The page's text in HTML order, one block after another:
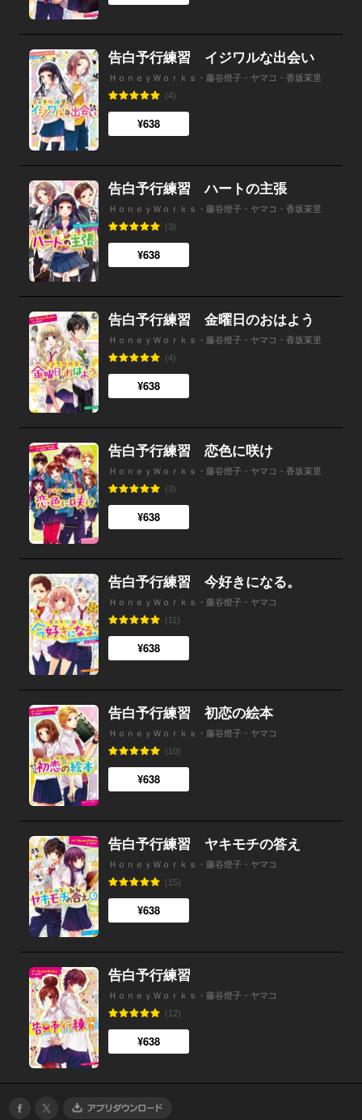
告白予行練習 イジワルな出会い
ＨｏｎｅｙＷｏｒｋｓ・藤谷燈子・ヤマコ・香坂茉里
(4)
¥638
告白予行練習 ハートの主張
ＨｏｎｅｙＷｏｒｋｓ・藤谷燈子・ヤマコ・香坂茉里
(3)
¥638
告白予行練習 金曜日のおはよう
ＨｏｎｅｙＷｏｒｋｓ・藤谷燈子・ヤマコ・香坂茉里
(4)
¥638
告白予行練習 恋色に咲け
ＨｏｎｅｙＷｏｒｋｓ・藤谷燈子・ヤマコ・香坂茉里
(3)
¥638
告白予行練習 今好きになる。
ＨｏｎｅｙＷｏｒｋｓ・藤谷燈子・ヤマコ
(11)
¥638
告白予行練習 初恋の絵本
ＨｏｎｅｙＷｏｒｋｓ・藤谷燈子・ヤマコ
(10)
¥638
告白予行練習 ヤキモチの答え
ＨｏｎｅｙＷｏｒｋｓ・藤谷燈子・ヤマコ
(15)
¥638
告白予行練習
ＨｏｎｅｙＷｏｒｋｓ・藤谷燈子・ヤマコ
(12)
¥638